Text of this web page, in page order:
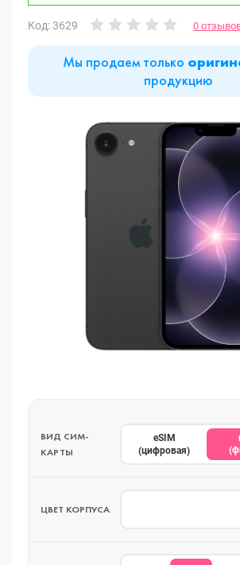
Код: 3629 0
Мы продаем только
продукцию
ВИД СИМ-
КАРТЫ
eSIM
(цифровая)
ЦВЕТ КОРПУСА